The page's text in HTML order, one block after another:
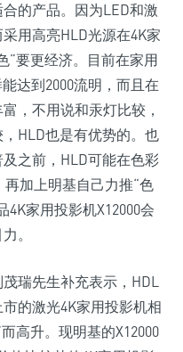
的产品。因为LED和激
用高亮HLD光源在4K家
”要更经济。目前在家用
达到2000流明，而且在
，不用说和汞灯比较，
HLD也是有优势的。也
之前，HLD可能在色彩
加上明基自己力推“色
家用投影机X12000会
。
瑞先生补充表示，HDL
的激光4K家用投影机相
高升。现明基的X12000